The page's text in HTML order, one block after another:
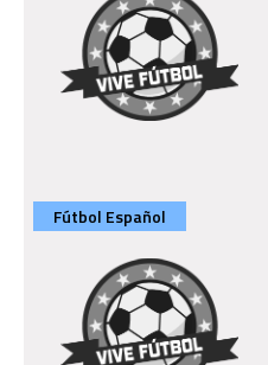
Fútbol Español